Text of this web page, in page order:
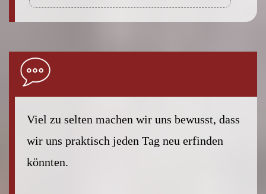
Viel zu selten machen wir uns bewusst, dass
wir uns praktisch jeden Tag neu erfinden
könnten.